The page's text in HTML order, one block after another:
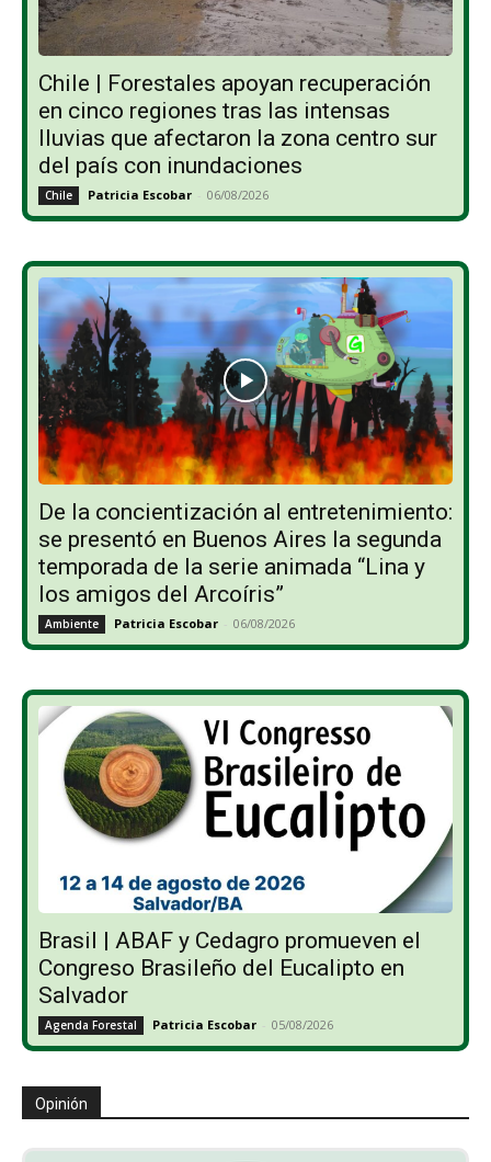
Chile | Forestales apoyan recuperación
en cinco regiones tras las intensas
lluvias que afectaron la zona centro sur
del país con inundaciones
Chile Patricia Escobar - 06/08/2026
De la concientización al entretenimiento:
se presentó en Buenos Aires la segunda
temporada de la serie animada “Lina y
los amigos del Arcoíris”
Ambiente Patricia Escobar - 06/08/2026
Brasil | ABAF y Cedagro promueven el
Congreso Brasileño del Eucalipto en
Salvador
Agenda Forestal Patricia Escobar - 05/08/2026
Opinión